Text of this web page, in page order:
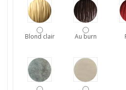
Blond clair Au burn